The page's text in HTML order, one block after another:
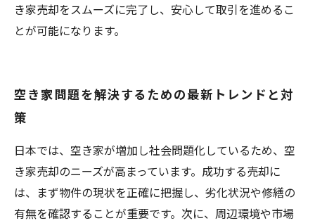
き家売却をスムーズに完了し、安心して取引を進めるこ
とが可能になります。
空き家問題を解決するための最新トレンドと対
策
日本では、空き家が増加し社会問題化しているため、空
き家売却のニーズが高まっています。成功する売却に
は、まず物件の現状を正確に把握し、劣化状況や修繕の
有無を確認することが重要です。次に、周辺環境や市場